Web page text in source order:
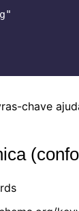
chave